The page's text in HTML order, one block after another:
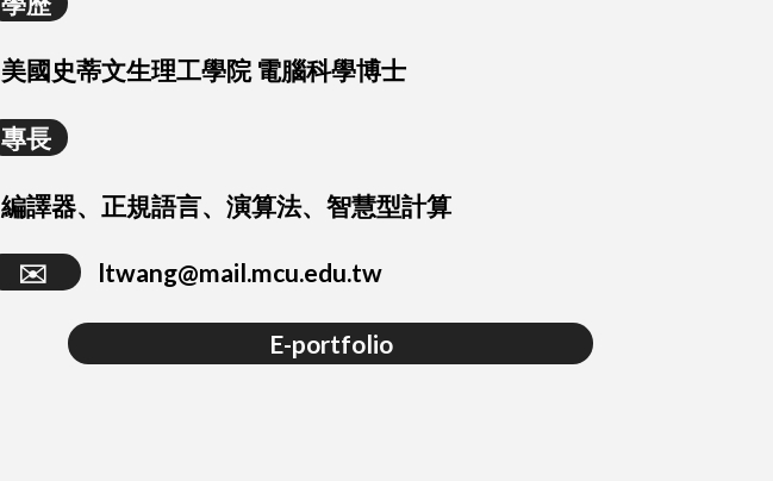
美國史蒂文生理工學院 電腦科學博士
專長
編譯器、正規語言、演算法、智慧型計算
✉️ ltwang@mail.mcu.edu.tw
E-portfolio